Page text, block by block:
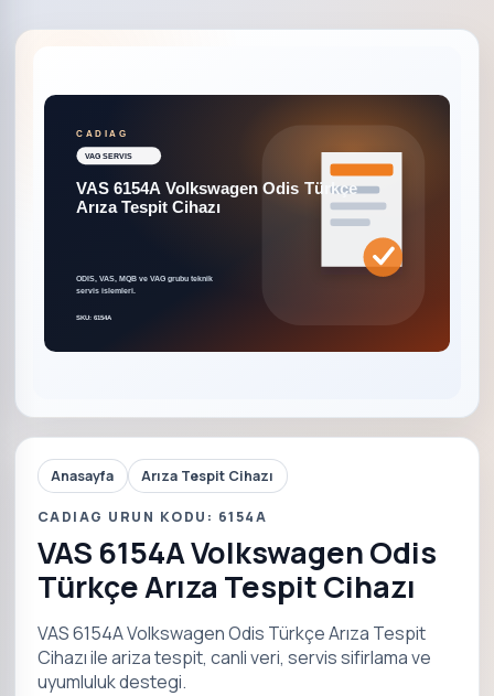
Anasayfa Arıza Tespit Cihazı
CADIAG URUN KODU: 6154A
VAS 6154A Volkswagen Odis
Türkçe Arıza Tespit Cihazı
VAS 6154A Volkswagen Odis Türkçe Arıza Tespit
Cihazı ile ariza tespit, canli veri, servis sifirlama ve
uyumluluk destegi.